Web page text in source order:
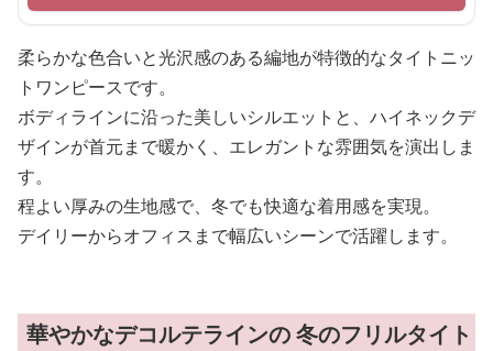
柔らかな色合いと光沢感のある編地が特徴的なタイトニッ
トワンピースです。
ボディラインに沿った美しいシルエットと、ハイネックデ
ザインが首元まで暖かく、エレガントな雰囲気を演出しま
す。
程よい厚みの生地感で、冬でも快適な着用感を実現。
デイリーからオフィスまで幅広いシーンで活躍します。
華やかなデコルテラインの 冬のフリルタイト